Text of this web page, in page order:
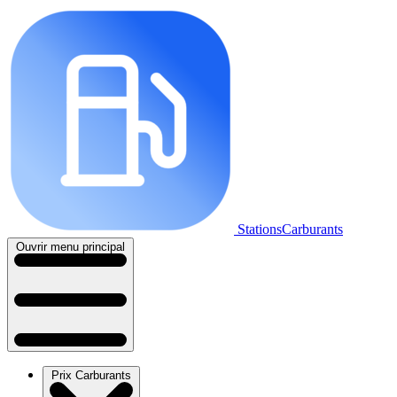
StationsCarburants
Ouvrir menu principal
Prix Carburants